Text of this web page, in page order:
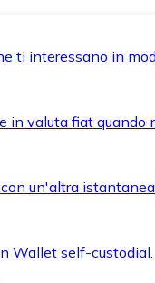
ti interessano in
in valuta fiat quando
un'altra
Wallet self-custodial.